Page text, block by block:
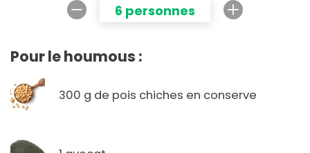
6 personnes
Pour le houmous :
300 g de pois chiches en conserve